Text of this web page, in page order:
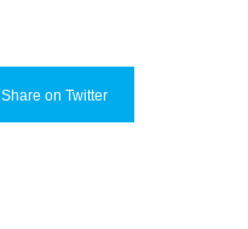
Share on Twitter